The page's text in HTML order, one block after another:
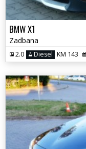
BMW X1
Zadbana
2.0 Diesel KM 143